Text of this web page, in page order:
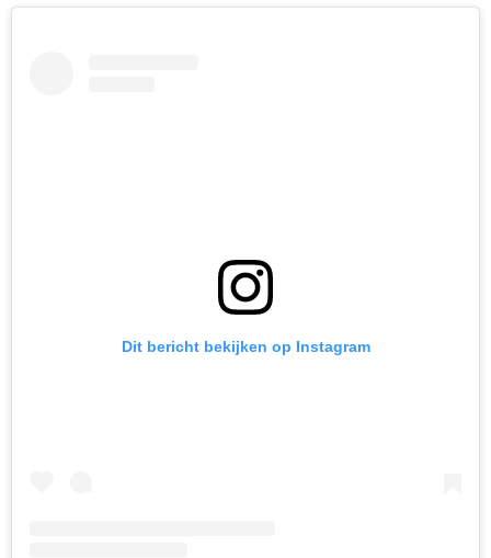
Dit bericht bekijken op Instagram